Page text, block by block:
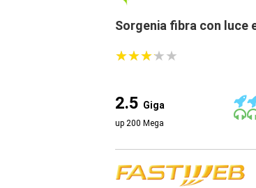
Sorgenia fibra con luce
★★★★★
★★★★★
2.5 Giga
up 200 Mega